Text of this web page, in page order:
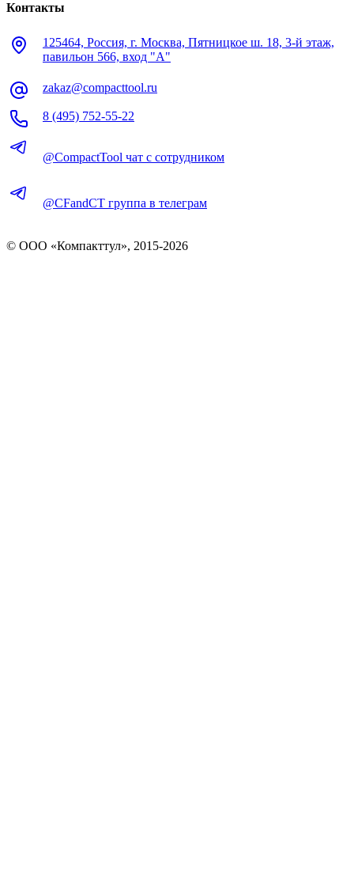
Контакты
125464, Россия, г. Москва, Пятницкое ш. 18, 3-й этаж,
павильон 566, вход "А"
zakaz@compacttool.ru
8 (495) 752-55-22
@CompactTool чат с сотрудником
@CFandCT группа в телеграм
© OOO «Компакттул», 2015-2026